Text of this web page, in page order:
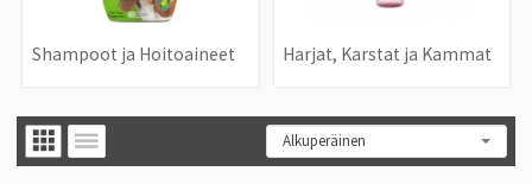
Shampoot ja Hoitoaineet Harjat, Karstat ja Kammat